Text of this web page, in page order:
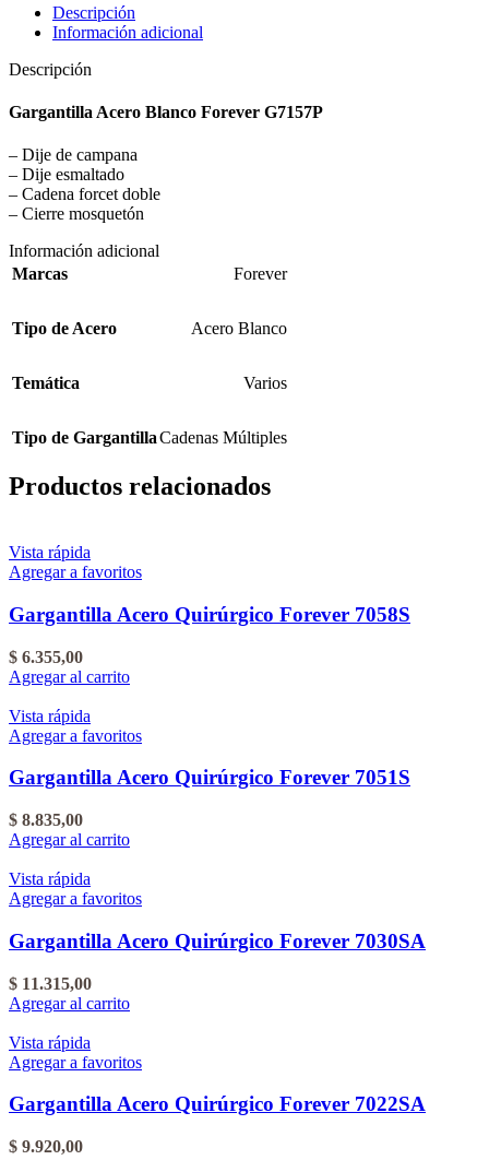
Descripción
Información adicional
Descripción
Gargantilla Acero Blanco Forever G7157P
– Dije de campana
– Dije esmaltado
– Cadena forcet doble
– Cierre mosquetón
Información adicional
Marcas
Forever
Tipo de Acero Acero Blanco
Temática Varios
Tipo de GargantillaCadenas Múltiples
Productos relacionados
Vista rápida
Agregar a favoritos
Gargantilla Acero Quirúrgico Forever 7058S
$ 6.355,00
Agregar al carrito
Vista rápida
Agregar a favoritos
Gargantilla Acero Quirúrgico Forever 7051S
$ 8.835,00
Agregar al carrito
Vista rápida
Agregar a favoritos
Gargantilla Acero Quirúrgico Forever 7030SA
$ 11.315,00
Agregar al carrito
Vista rápida
Agregar a favoritos
Gargantilla Acero Quirúrgico Forever 7022SA
$ 9.920,00